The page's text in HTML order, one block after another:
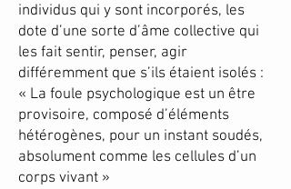
individus qui y sont incorporés, les
dote d’une sorte d’âme collective qui
les fait sentir, penser, agir
différemment que s’ils étaient isolés :
« La foule psychologique est un être
provisoire, composé d’éléments
hétérogènes, pour un instant soudés,
absolument comme les cellules d’un
corps vivant »